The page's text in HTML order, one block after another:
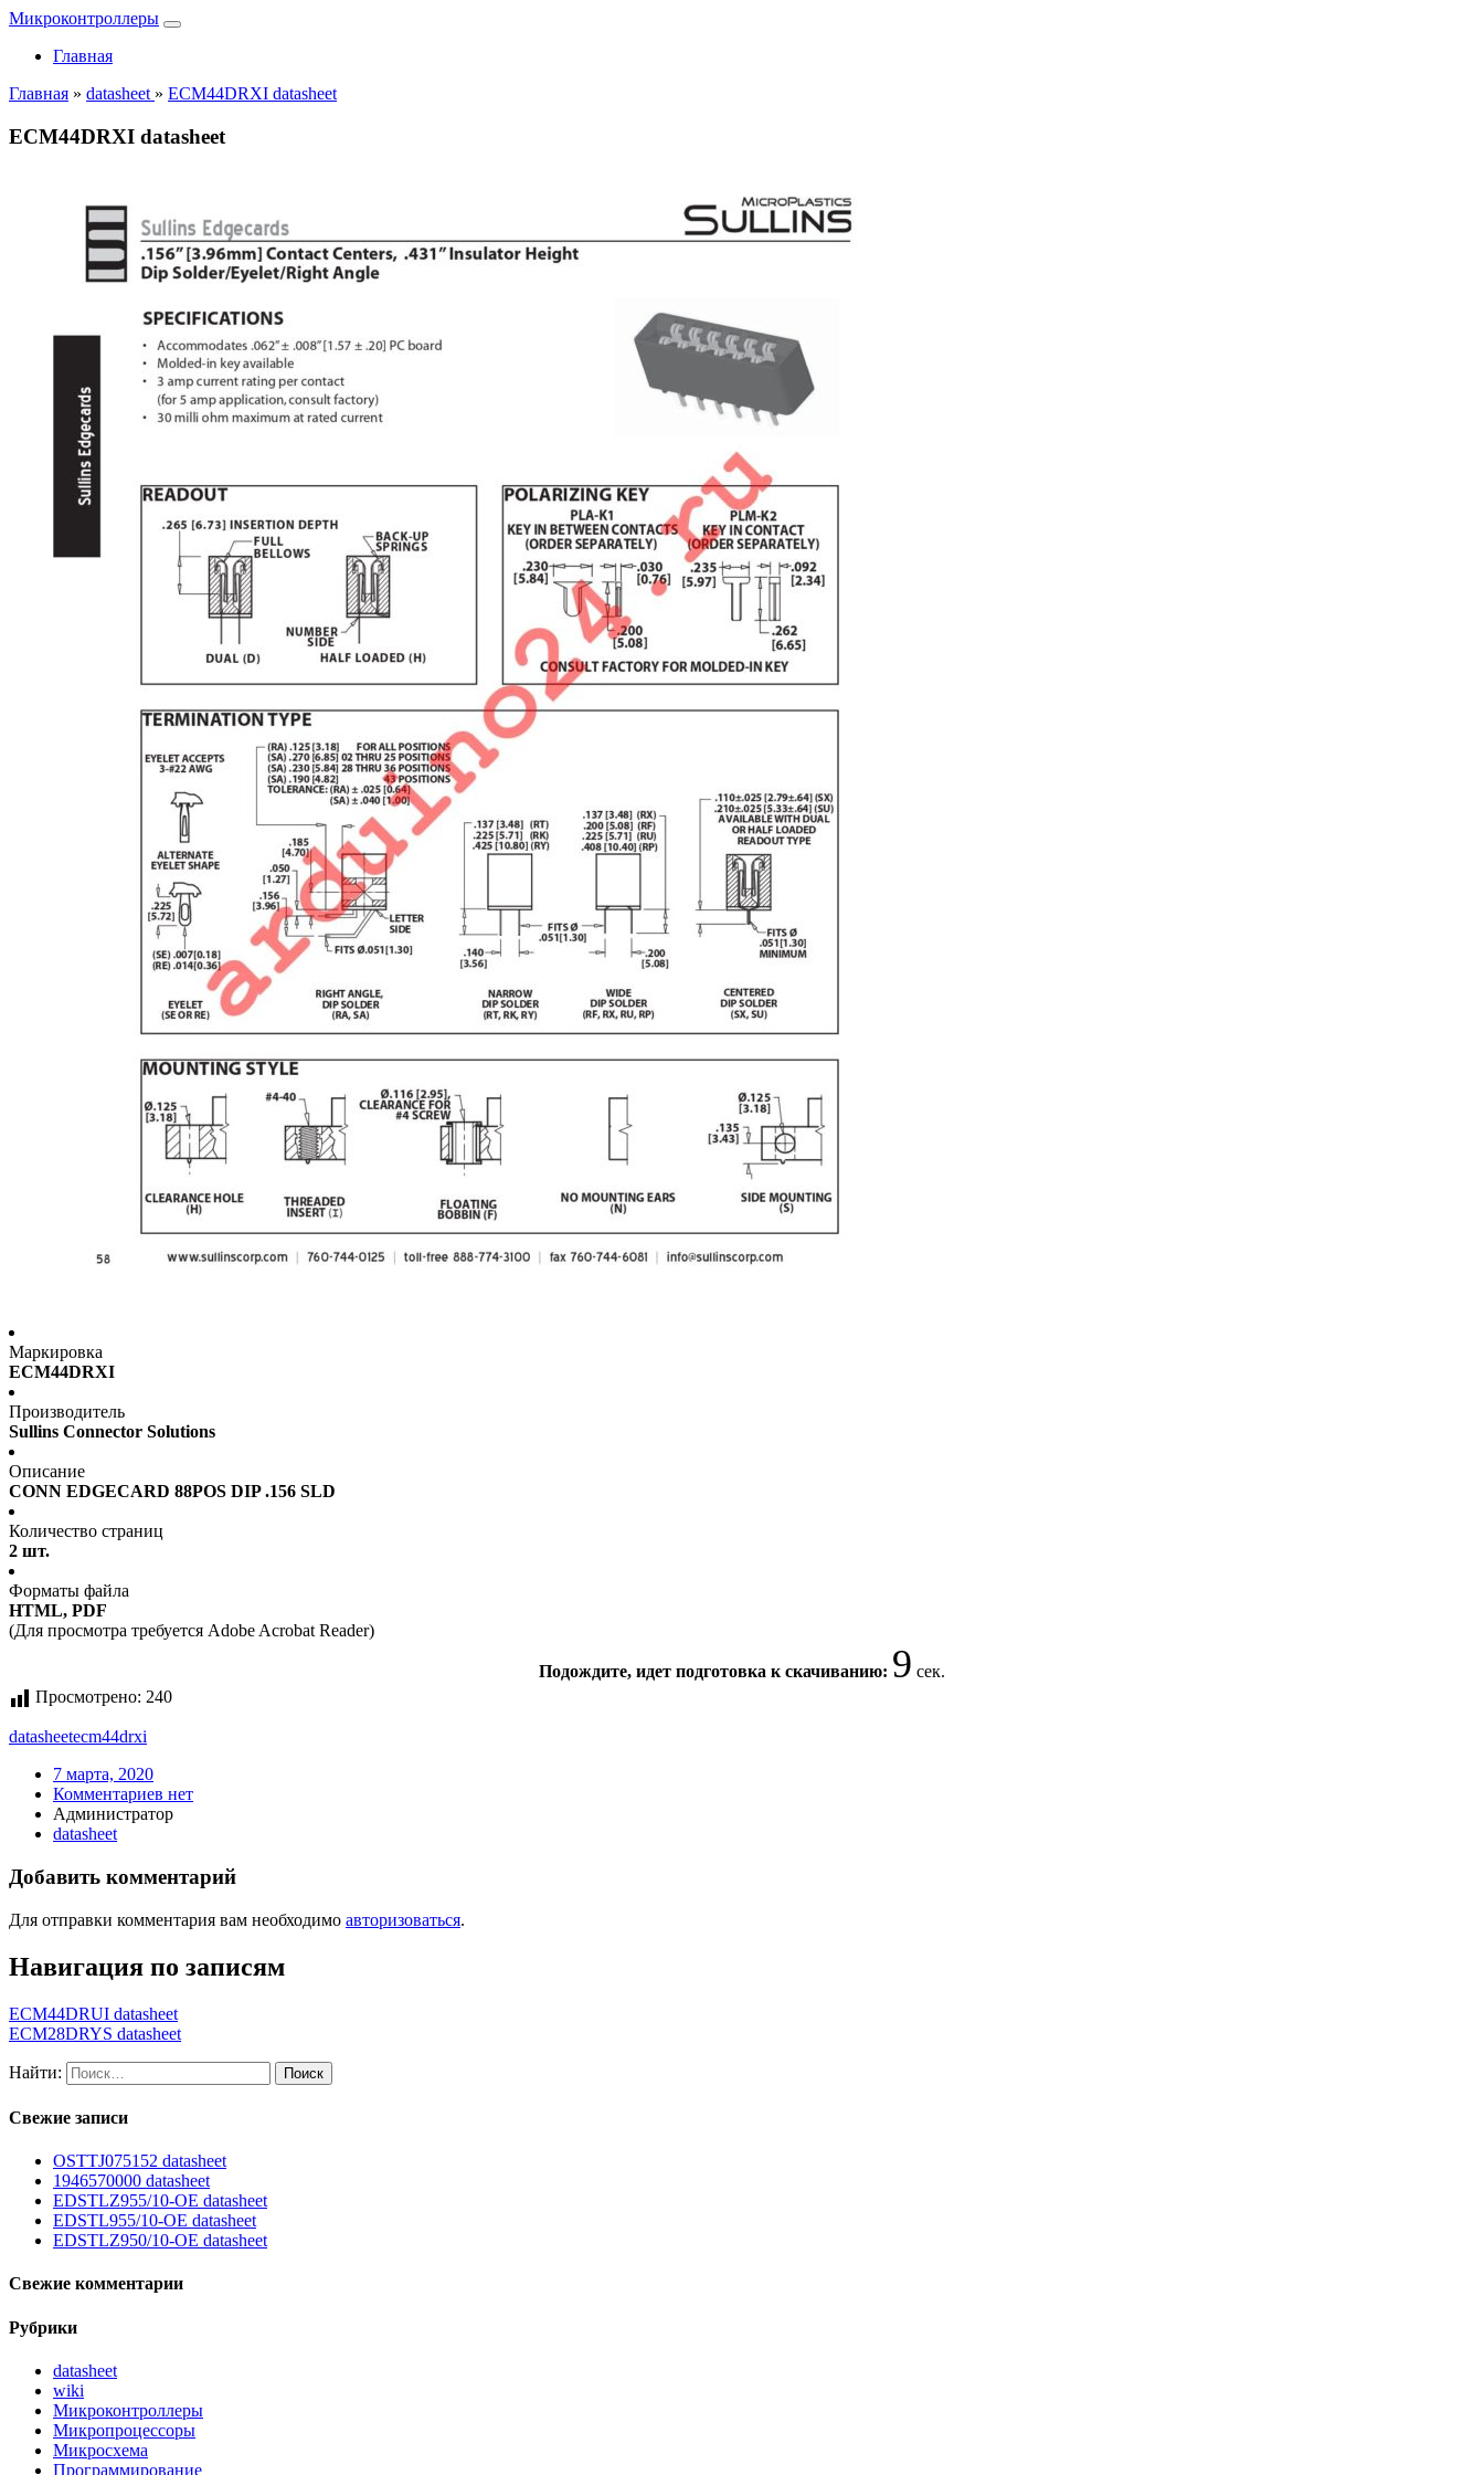
Микроконтроллеры
Главная
Главная » datasheet » ECM44DRXI datasheet
ECM44DRXI datasheet
Маркировка
ECM44DRXI
Производитель
Sullins Connector Solutions
Описание
CONN EDGECARD 88POS DIP .156 SLD
Количество страниц
2 шт.
Форматы файла
HTML, PDF
(Для просмотра требуется Adobe Acrobat Reader)
Подождите, идет подготовка к скачиванию: 9 сек.
Просмотрено: 240
datasheetecm44drxi
7 марта, 2020
Комментариев нет
Администратор
datasheet
Добавить комментарий
Для отправки комментария вам необходимо авторизоваться.
Навигация по записям
ECM44DRUI datasheet
ECM28DRYS datasheet
Найти:
Свежие записи
OSTTJ075152 datasheet
1946570000 datasheet
EDSTLZ955/10-OE datasheet
EDSTL955/10-OE datasheet
EDSTLZ950/10-OE datasheet
Свежие комментарии
Рубрики
datasheet
wiki
Микроконтроллеры
Микропроцессоры
Микросхема
Программирование